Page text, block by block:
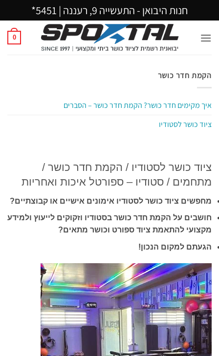
חנות היבואן - התעשייה 9, רעננה | 5451*
0
ציוד כושר לסטודיו / הקמת חדר כושר /
מתחמים / סטודיו – ספורטל איכות ואחריות
מחפשים ציוד כושר לסטודיו אימונים אישיים או קבוצתיים?
חושבים על הקמת חדר כושר בסטודיו וזקוקים לייעוץ ולמידע
מקצועי להתאמת ציוד ספורט וכושר מתאים?
הגעתם למקום הנכון!
הקמת חדר כושר
איך מקימים חדר כושר? הקמת חדר כושר – הסברים
ציוד כושר לסטודיו